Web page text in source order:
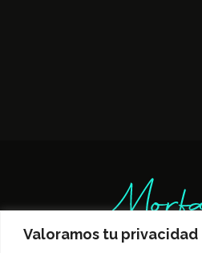
Valoramos tu privacidad